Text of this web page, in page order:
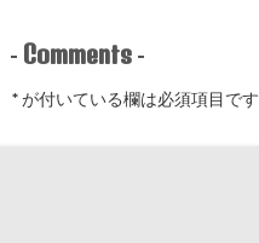
- Comments -
*が付いている欄は必須項目です